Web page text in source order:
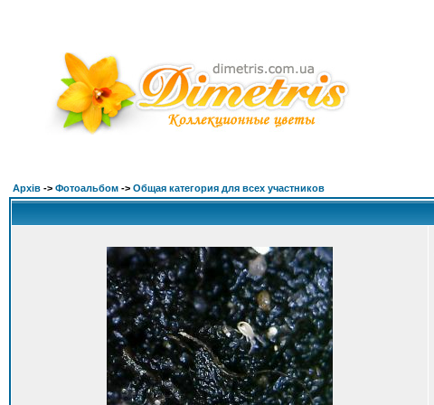
Архів -> Фотоальбом -> Общая категория для всех участников